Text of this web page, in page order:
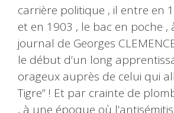
carrière politique , il entre en
et en 1903 , le bac en poche ,
journal de Georges
le début d’un long
orageux auprès de celui qui
Tigre” ! Et par crainte de
, à une époque où